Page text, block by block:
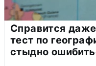
Справится
тест по
стыдно